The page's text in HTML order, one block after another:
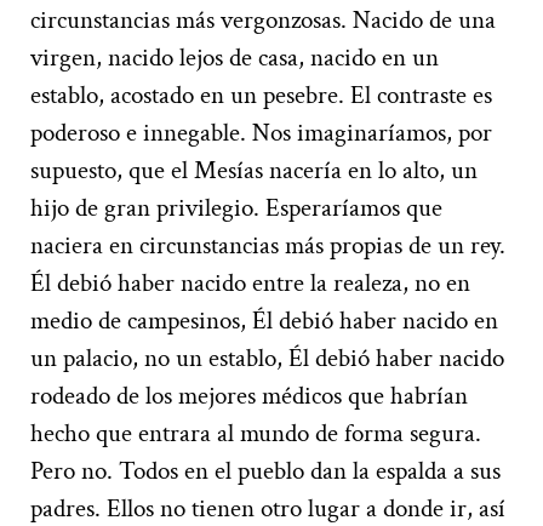
circunstancias más vergonzosas. Nacido de una
virgen, nacido lejos de casa, nacido en un
establo, acostado en un pesebre. El contraste es
poderoso e innegable. Nos imaginaríamos, por
supuesto, que el Mesías nacería en lo alto, un
hijo de gran privilegio. Esperaríamos que
naciera en circunstancias más propias de un rey.
Él debió haber nacido entre la realeza, no en
medio de campesinos, Él debió haber nacido en
un palacio, no un establo, Él debió haber nacido
rodeado de los mejores médicos que habrían
hecho que entrara al mundo de forma segura.
Pero no. Todos en el pueblo dan la espalda a sus
padres. Ellos no tienen otro lugar a donde ir, así